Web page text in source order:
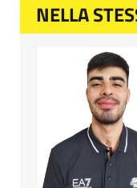
NELLA